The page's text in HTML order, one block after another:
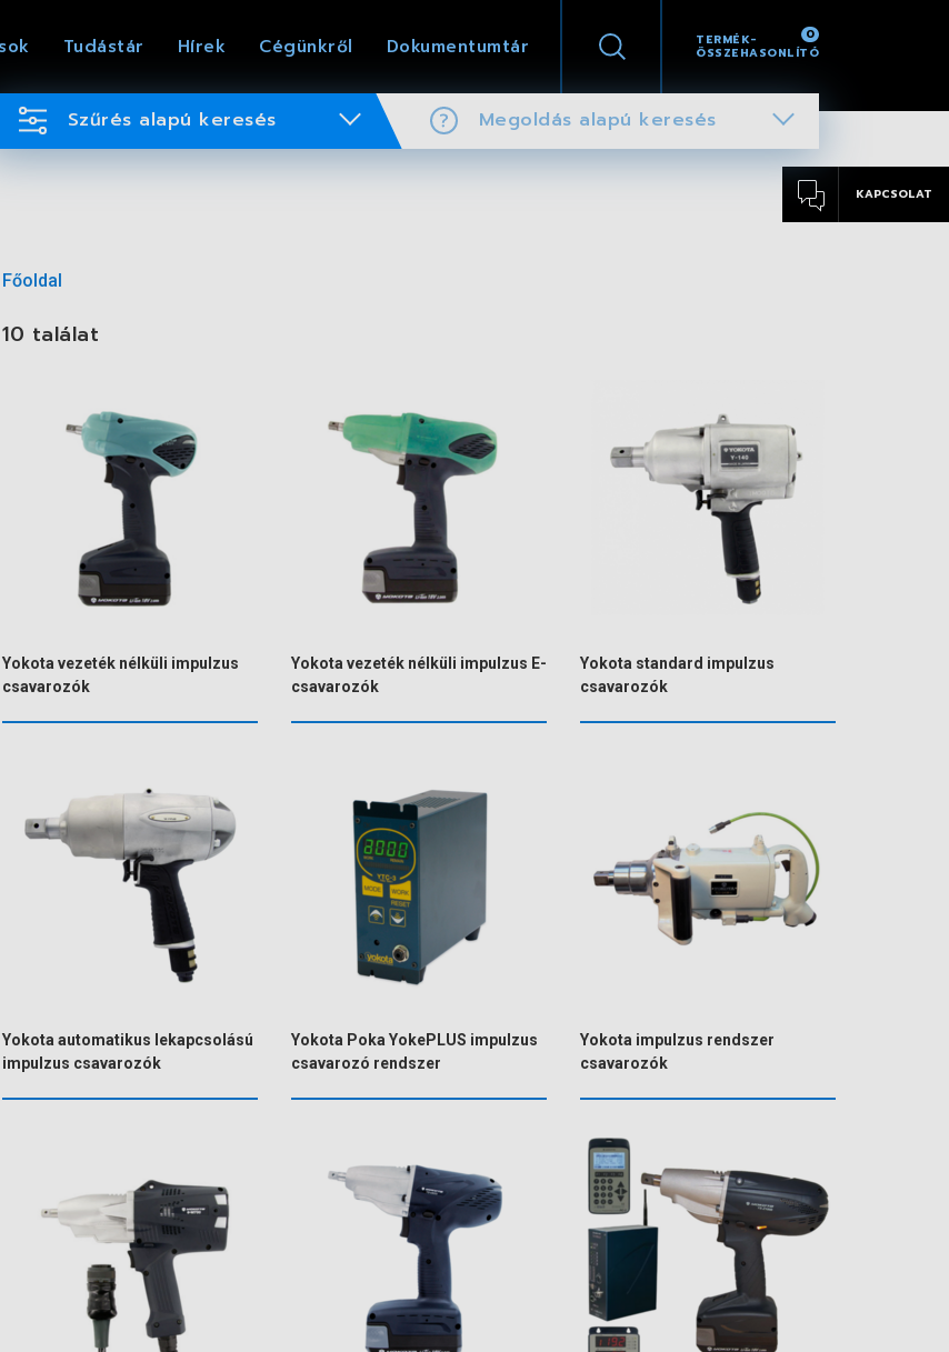
TERMÉK-
ÖSSZEHASONLÍTÓ
0
Tudástár Hírek Cégünkről Dokumentumtár
Szűrés alapú keresés Megoldás alapú keresés
KAPCSOLAT
Főoldal
10 találat
Yokota vezeték nélküli impulzus
csavarozók
Yokota vezeték nélküli impulzus E-
csavarozók
Yokota standard impulzus
csavarozók
Yokota automatikus lekapcsolású
impulzus csavarozók
Yokota Poka YokePLUS impulzus
csavarozó rendszer
Yokota impulzus rendszer
csavarozók